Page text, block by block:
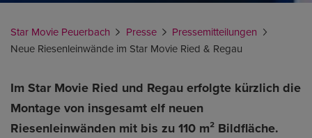
Star Movie Peuerbach Presse
Pressemitteilungen
Neue Riesenleinwände im Star Movie Ried & Regau
Im Star Movie Ried und Regau erfolgte kürzlich die
Montage von insgesamt elf neuen
Riesenleinwänden mit bis zu 110 m² Bildfläche.